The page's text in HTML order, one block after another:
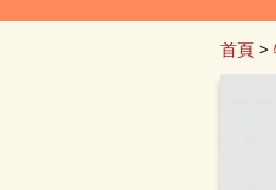
首頁 >